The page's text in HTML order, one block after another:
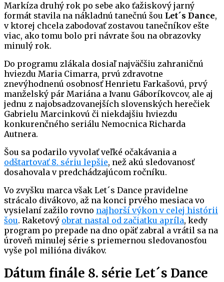
Markíza druhý rok po sebe ako ťažiskový jarný
formát stavila na nákladnú tanečnú šou Let´s Dance,
v ktorej chcela zabodovať zostavou tanečníkov ešte
viac, ako tomu bolo pri návrate šou na obrazovky
minulý rok.
Do programu zlákala dosiaľ najväčšiu zahraničnú
hviezdu Maria Cimarra, prvú zdravotne
znevýhodnenú osobnosť Henrietu Farkašovú, prvý
manželský pár Mariána a Ivanu Gáboríkovcov, ale aj
jednu z najobsadzovanejších slovenských herečiek
Gabrielu Marcinkovú či niekdajšiu hviezdu
konkurenčného seriálu Nemocnica Richarda
Autnera.
Šou sa podarilo vyvolať veľké očakávania a
odštartovať 8. sériu lepšie, než akú sledovanosť
dosahovala v predchádzajúcom ročníku.
Vo zvyšku marca však Let´s Dance pravidelne
strácalo divákovo, až na konci prvého mesiaca vo
vysielaní zažilo rovno najhorší výkon v celej histórii
šou. Raketový obrat nastal od začiatku apríla, kedy
program po prepade na dno opäť zabral a vrátil sa na
úroveň minulej série s priemernou sledovanosťou
vyše pol milióna divákov.
Dátum finále 8. série Let´s Dance